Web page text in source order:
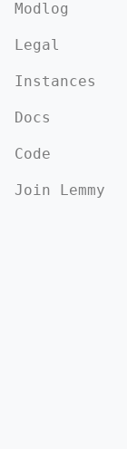
Modlog
Legal
Instances
Docs
Code
Join Lemmy